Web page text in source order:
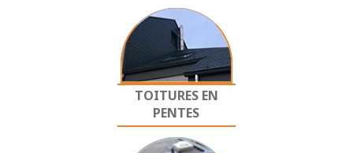
TOITURES EN
PENTES